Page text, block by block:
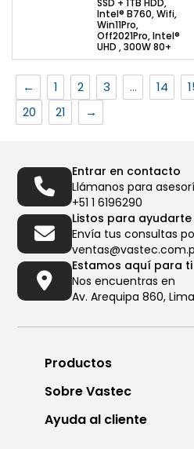
Intel® B760, Wifi,
Win11Pro,
Off2021Pro, Intel®
UHD , 300W 80+
← 1 2 3 … 14
20
21 →
Entrar en contacto
Llámanos para
+51 1 6196290
Listos para ayudarte
Envía tus consultas
Estamos aquí para ti
Nos encuentras en
Av. Arequipa 860,
Productos
Sobre Vastec
Ayuda al cliente